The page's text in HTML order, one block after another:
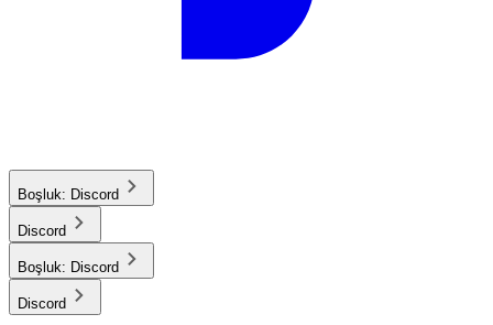
Boşluk: Discord
Discord
Boşluk: Discord
Discord